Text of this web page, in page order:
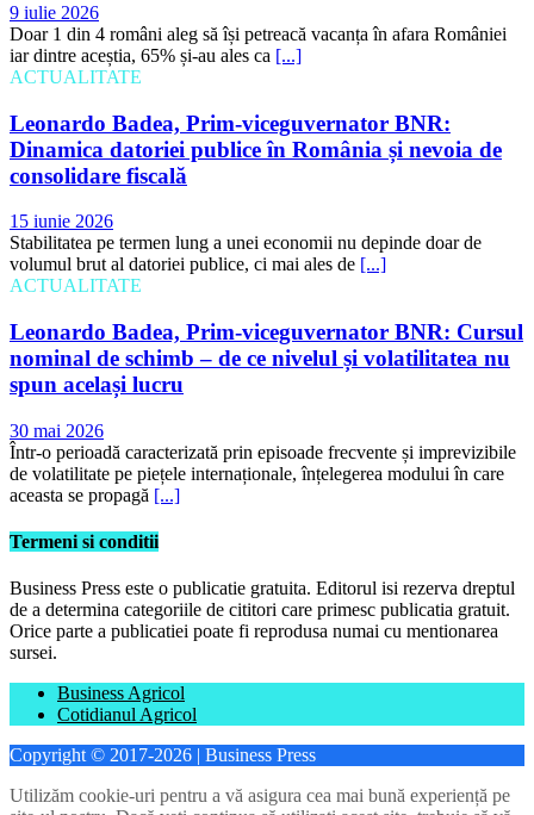
9 iulie 2026
Doar 1 din 4 români aleg să își petreacă vacanța în afara României
iar dintre aceștia, 65% și-au ales ca [...]
ACTUALITATE
Leonardo Badea, Prim-viceguvernator BNR:
Dinamica datoriei publice în România și nevoia de
consolidare fiscală
15 iunie 2026
Stabilitatea pe termen lung a unei economii nu depinde doar de
volumul brut al datoriei publice, ci mai ales de [...]
ACTUALITATE
Leonardo Badea, Prim-viceguvernator BNR: Cursul
nominal de schimb – de ce nivelul și volatilitatea nu
spun același lucru
30 mai 2026
Într-o perioadă caracterizată prin episoade frecvente și imprevizibile
de volatilitate pe piețele internaționale, înțelegerea modului în care
aceasta se propagă [...]
Termeni si conditii
Business Press este o publicatie gratuita. Editorul isi rezerva dreptul
de a determina categoriile de cititori care primesc publicatia gratuit.
Orice parte a publicatiei poate fi reprodusa numai cu mentionarea
sursei.
Business Agricol
Cotidianul Agricol
Copyright © 2017-2026 | Business Press
Utilizăm cookie-uri pentru a vă asigura cea mai bună experiență pe